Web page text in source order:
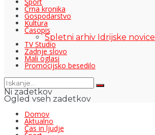
Črna kronika
Gospodarstvo
Kultura
Časopis
Spletni arhiv Idrijske novice
TV Studio
Zadnje slovo
Mali oglasi
Promocijsko besedilo
Ni zadetkov
Ogled vseh zadetkov
Domov
Aktualno
Čas in ljudje